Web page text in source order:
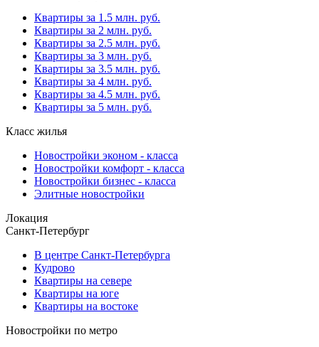
Квартиры за 1.5 млн. руб.
Квартиры за 2 млн. руб.
Квартиры за 2.5 млн. руб.
Квартиры за 3 млн. руб.
Квартиры за 3.5 млн. руб.
Квартиры за 4 млн. руб.
Квартиры за 4.5 млн. руб.
Квартиры за 5 млн. руб.
Класс жилья
Новостройки эконом - класса
Новостройки комфорт - класса
Новостройки бизнес - класса
Элитные новостройки
Локация
Санкт-Петербург
В центре Санкт-Петербурга
Кудрово
Квартиры на севере
Квартиры на юге
Квартиры на востоке
Новостройки по метро